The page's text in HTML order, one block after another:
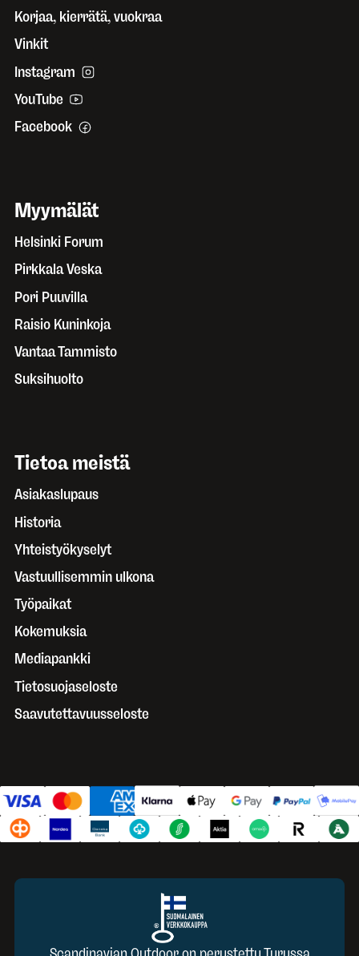
Korjaa, kierrätä, vuokraa
Vinkit
Instagram
YouTube
Facebook
Myymälät
Helsinki Forum
Pirkkala Veska
Pori Puuvilla
Raisio Kuninkoja
Vantaa Tammisto
Suksihuolto
Tietoa meistä
Asiakaslupaus
Historia
Yhteistyökyselyt
Vastuullisemmin ulkona
Työpaikat
Kokemuksia
Mediapankki
Tietosuojaseloste
Saavutettavuusseloste